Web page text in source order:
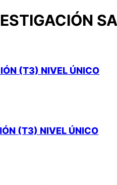
(T3) NIVEL ÚNICO
(T3) NIVEL ÚNICO